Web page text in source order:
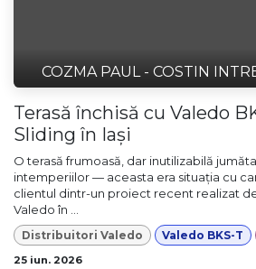
COZMA PAUL - COSTIN
Terasă închisă cu Valedo
Sliding în Iași
O terasă frumoasă, dar inutilizabilă
intemperiilor — aceasta era situația cu
clientul dintr-un proiect recent realizat
Valedo în ...
Distribuitori Valedo Valedo BKS-T
25 iun. 2026